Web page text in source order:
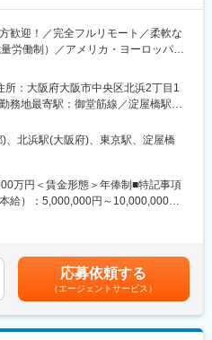
員である関西医薬協会に、当社は会
界関連のセミナーにも参加すること
東京・大阪）の近くにお住まいで
。
に合わせて業務時間を調整できま
時は大阪・東京等へ出張（宿泊も伴
です。（海外出張はほとんどありませ
迎！／完全フルリモート／柔軟な
労働制）／アメリカ・ヨーロッパ企
の立案・評価・助言を中心としたコ
します。承認取得に向けた最適な戦
です。
踏まえた薬事戦略の立案
を含むリエゾン業務および規制動向
ューデリジェンス対応
所：大阪府大阪市中央区北浜2丁目1
地最寄駅：御堂筋線／淀屋橋駅受
勤務地詳細2＞東京支社住所：東京都
ィックセンチュリープレイス丸の内
禁煙変更の範囲：無
、北浜駅(大阪府)、東京駅、淀屋橋
万円＜賃金形態＞年俸制■特記事項
給）：5,000,000円～10,000,000円
する可能性があります。月給(月額)は
応募依頼する
（エージェントサービス）